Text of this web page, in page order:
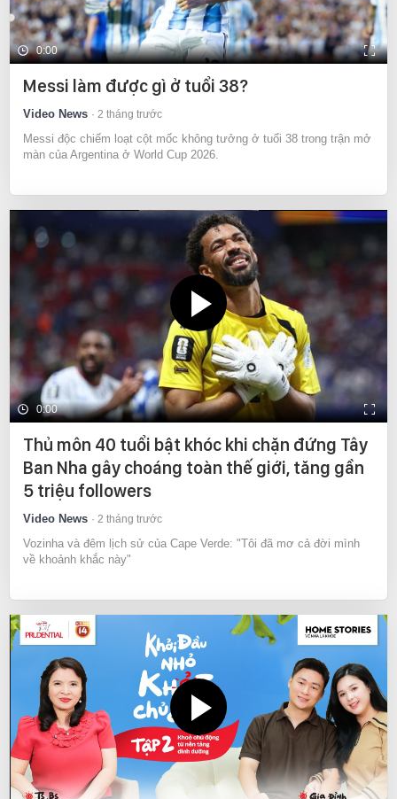
0:00
Messi làm được gì ở tuổi 38?
Video News 2 tháng trước
Messi độc chiếm loạt cột mốc không tưởng ở tuổi 38 trong trận mở
màn của Argentina ở World Cup 2026.
0:00
Thủ môn 40 tuổi bật khóc khi chặn đứng Tây
Ban Nha gây choáng toàn thế giới, tăng gần
5 triệu followers
Video News 2 tháng trước
Vozinha và đêm lịch sử của Cape Verde: "Tôi đã mơ cả đời mình
về khoảnh khắc này"